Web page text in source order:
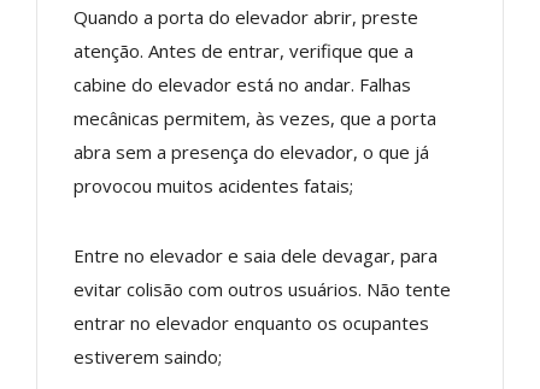
Quando a porta do elevador abrir, preste
atenção. Antes de entrar, verifique que a
cabine do elevador está no andar. Falhas
mecânicas permitem, às vezes, que a porta
abra sem a presença do elevador, o que já
provocou muitos acidentes fatais;
Entre no elevador e saia dele devagar, para
evitar colisão com outros usuários. Não tente
entrar no elevador enquanto os ocupantes
estiverem saindo;